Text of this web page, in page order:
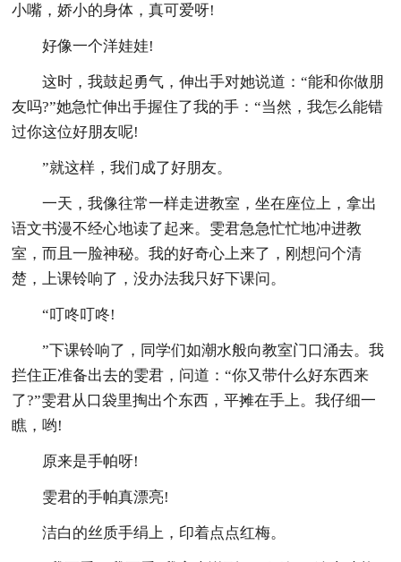
小嘴，娇小的身体，真可爱呀!
好像一个洋娃娃!
这时，我鼓起勇气，伸出手对她说道：“能和你做朋
友吗?”她急忙伸出手握住了我的手：“当然，我怎么能错
过你这位好朋友呢!
”就这样，我们成了好朋友。
一天，我像往常一样走进教室，坐在座位上，拿出
语文书漫不经心地读了起来。雯君急急忙忙地冲进教
室，而且一脸神秘。我的好奇心上来了，刚想问个清
楚，上课铃响了，没办法我只好下课问。
“叮咚叮咚!
”下课铃响了，同学们如潮水般向教室门口涌去。我
拦住正准备出去的雯君，问道：“你又带什么好东西来
了?”雯君从口袋里掏出个东西，平摊在手上。我仔细一
瞧，哟!
原来是手帕呀!
雯君的手帕真漂亮!
洁白的丝质手绢上，印着点点红梅。